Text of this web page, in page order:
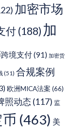
加密市场
付 (188) 加
境支付(91) 加密货
(51) 合规案例
欧洲MICA法案 (66)
照动态 (117) 监
(463) 美